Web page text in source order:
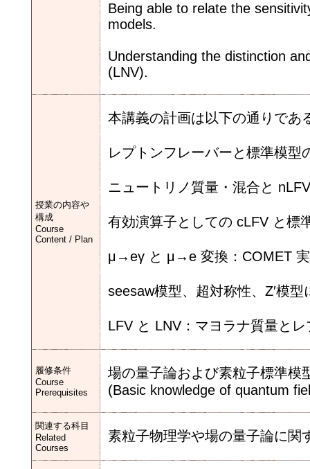
Being able to relate the
models.
Understanding the distinction
(LNV).
授業の内容や
構成
Course
Content / Plan
本講義の計画は以下の通りであ
レプトンフレーバーと標準模型
ニュートリノ質量・混合と
有効演算子としての cLFV と標
μ→eγ と μ→e 変換：COMET
seesaw模型、超対称性、Z′模
LFV と LNV：マヨラナ質量と
履修条件
Course
Prerequisites
場の量子論および素粒子標準模
(Basic knowledge of quantum
関連する科目
Related
Courses
素粒子物理学や場の量子論に関